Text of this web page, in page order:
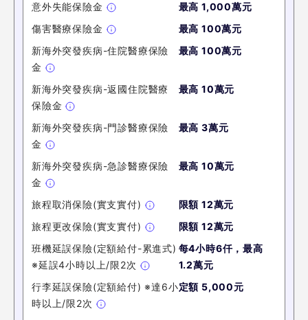
意外失能保險金
最高1,000萬元
傷害醫療保險金
最高100萬元
新海外突發疾病-住院醫療保險
金
最高100萬元
新海外突發疾病-返國住院醫療
保險金
最高10萬元
新海外突發疾病-門診醫療保險
金
最高3萬元
新海外突發疾病-急診醫療保險
金
最高10萬元
旅程取消保險(實支實付)
限額 12萬元
旅程更改保險(實支實付)
限額 12萬元
班機延誤保險(定額給付-累進式)
※延誤4小時以上/限2次
每4小時6仟，最高
1.2萬元
行李延誤保險(定額給付) ※達6小
時以上/限2次
定額 5,000元